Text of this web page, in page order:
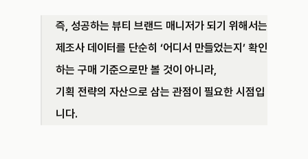
제조사 데이터를 단순히 ‘어디서 만들었는지’ 확인
하는 구매 기준으로만 볼 것이 아니라,
기획 전략의 자산으로 삼는 관점이 필요한 시점입
니다.